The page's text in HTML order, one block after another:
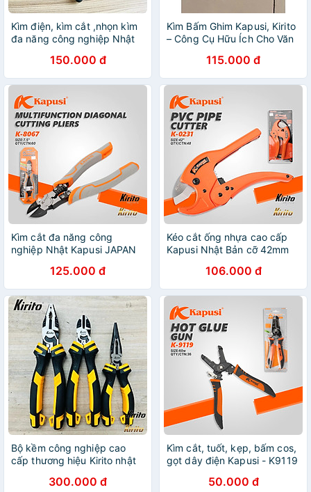
Kìm điện, kìm cắt ,nhọn kìm
đa năng công nghiệp Nhật
cấp giảm 30% lực cắt
150.000 đ
Kìm Bấm Ghim Kapusi, Kirito
– Công Cụ Hữu Ích Cho Văn
115.000 đ
Kìm cắt đa năng công
nghiệp Nhật Kapusi JAPAN
125.000 đ
Kéo cắt ống nhựa cao cấp
Kapusi Nhật Bản cỡ 42mm
106.000 đ
Bộ kềm công nghiệp cao
cấp thương hiệu Kirito nhật
cos, màu sắc Vàng Đen
300.000 đ
Kìm cắt, tuốt, kẹp, bấm cos,
gọt dây điện Kapusi - K9119
50.000 đ